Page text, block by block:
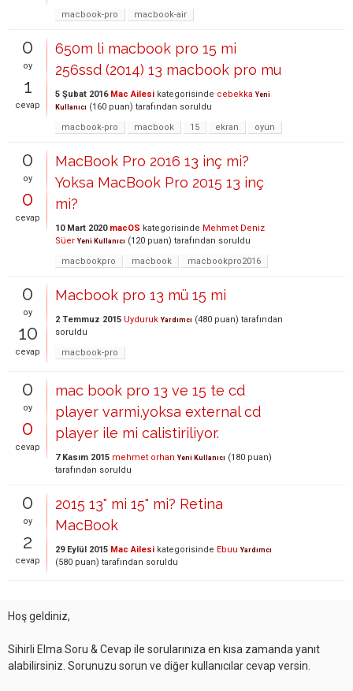
macbook-pro
macbook-air
0
oy
1
cevap
650m li macbook pro 15 mi
256ssd (2014) 13 macbook pro mu
5 Şubat 2016 Mac Ailesi kategorisinde cebekka Yeni
Kullanıcı (160 puan) tarafından soruldu
macbook-pro
macbook 15 ekran oyun
0
oy
0
cevap
MacBook Pro 2016 13 inç mi?
Yoksa MacBook Pro 2015 13 inç
mi?
10 Mart 2020 macOS kategorisinde Mehmet Deniz
Süer Yeni Kullanıcı (120 puan) tarafından soruldu
macbookpro
macbook macbookpro2016
0
oy
10
cevap
Macbook pro 13 mü 15 mi
2 Temmuz 2015 Uyduruk Yardımcı (480 puan) tarafından
soruldu
macbook-pro
0
oy
0
cevap
mac book pro 13 ve 15 te cd
player varmi,yoksa external cd
player ile mi calistiriliyor.
7 Kasım 2015 mehmet orhan Yeni Kullanıcı (180 puan)
tarafından soruldu
0
oy
2
cevap
2015 13" mi 15" mi? Retina
MacBook
29 Eylül 2015 Mac Ailesi kategorisinde Ebuu Yardımcı
(580 puan) tarafından soruldu
Hoş geldiniz,
Sihirli Elma Soru & Cevap ile sorularınıza en kısa zamanda yanıt
alabilirsiniz. Sorunuzu sorun ve diğer kullanıcılar cevap versin.